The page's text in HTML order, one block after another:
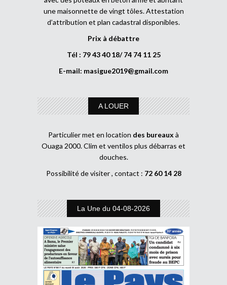
une maisonnette de vingt tôles. Attestation
d’attribution et plan cadastral disponibles.
Prix à débattre
Tél : 79 43 40 18/ 74 74 11 25
E-mail: masigue2019@gmail.com
A LOUER
Particulier met en location des bureaux à
Ouaga 2000. Clim et ventilos plus débarras et
douches.
Possibilité de visiter , contact : 72 60 14 28
La Une du 04-08-2026